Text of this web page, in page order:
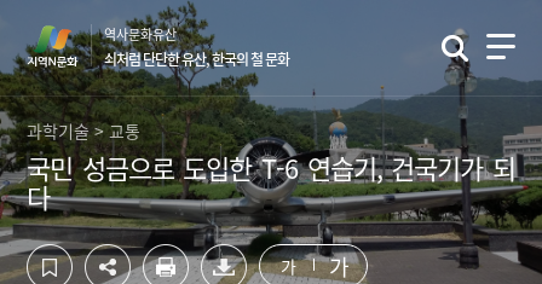
츠
영
역
바
로
가
기
영
역
바
로
가
기
역사문화유산
쇠처럼 단단한 유산, 한국의 철 문화
과학기술 > 교통
국민 성금으로 도입한 T-6 연습기, 건국기가 되
다
가 가